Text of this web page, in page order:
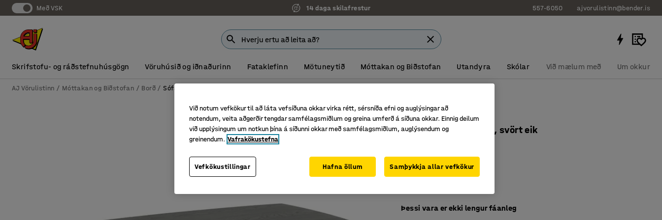
Með VSK 14 daga skilafrestur 557-6050 ajvorulistinn@bender.is
Skrifstofu- og ráðstefnuhúsgögn Vöruhúsið og iðnaðurinn Fataklefinn Mötuneytið Móttakan og Biðstofan Utandyra Skólar Við mælum með Um okkur
AJ Vörulistinn Móttakan og Biðstofan Borð Sófaborð
Sófaborð Swing
1100x600xh.520 mm, svört eik
Fáanlegt í 4 litum
50s og 60s hönnun
Þessi vara er ekki lengur fáanleg
Við notum vefkökur til að láta vefsíðuna okkar virka rétt, sérsníða efni og auglýsingar að
notendum, veita aðgerðir tengdar samfélagsmiðlum og greina umferð á síðuna okkar. Einnig deilum
við upplýsingum um notkun þína á síðunni okkar með samfélagsmiðlum, auglýsendum og
greinendum. Vafrakökustefna
Vefkökustillingar Hafna öllum Samþykkja allar vefkökur